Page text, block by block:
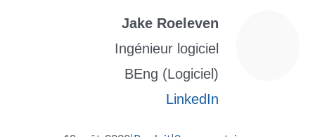
Jake Roeleven
Ingénieur logiciel
BEng (Logiciel)
LinkedIn